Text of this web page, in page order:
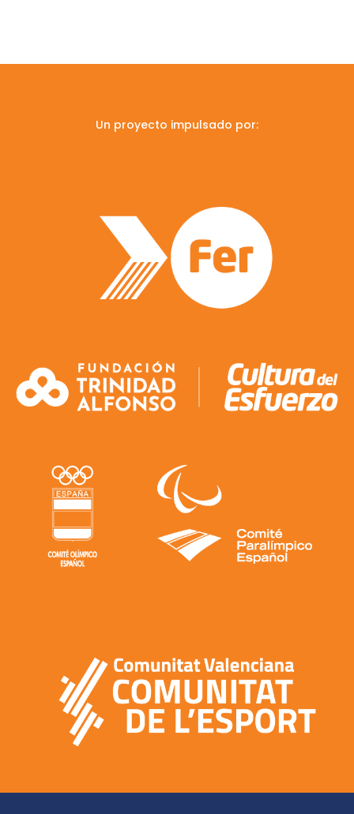
Un proyecto impulsado por: